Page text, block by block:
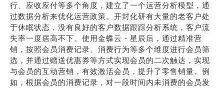
行、应收应付等多个角度，建立了一个运营分析模型，通
过数据分析来优化运营政策。开封化研有大量的老客户处
于休眠状态，没有良好的客户数据跟踪分析系统，客户流
失率一度居高不下。使用金蝶云・星辰后，通过精准营
销，按照会员消费记录、消费行为等多个维度进行会员筛
选，并通过赠送优惠券等方式实现会员的二次触达，实现
与会员的互动营销，有效激活会员，提升了零售销量。例
如，根据会员的消费记录，对一段时间内未消费的会员发